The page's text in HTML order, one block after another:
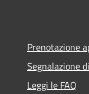
Prenotazione
Segnalazione
Leggi le FAQ